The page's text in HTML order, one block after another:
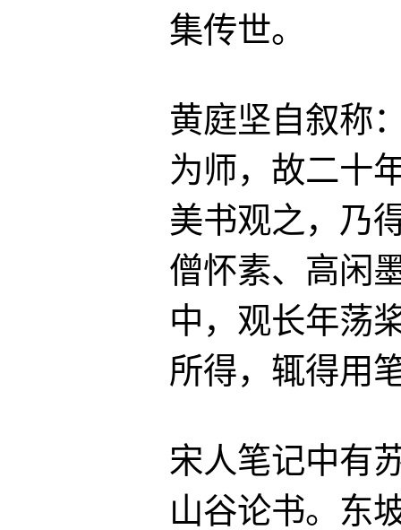
集传世。
黄庭坚自叙称
为师，故二十
美书观之，乃
僧怀素、高闲
中，观长年荡
所得，辄得用
宋人笔记中有
山谷论书。东